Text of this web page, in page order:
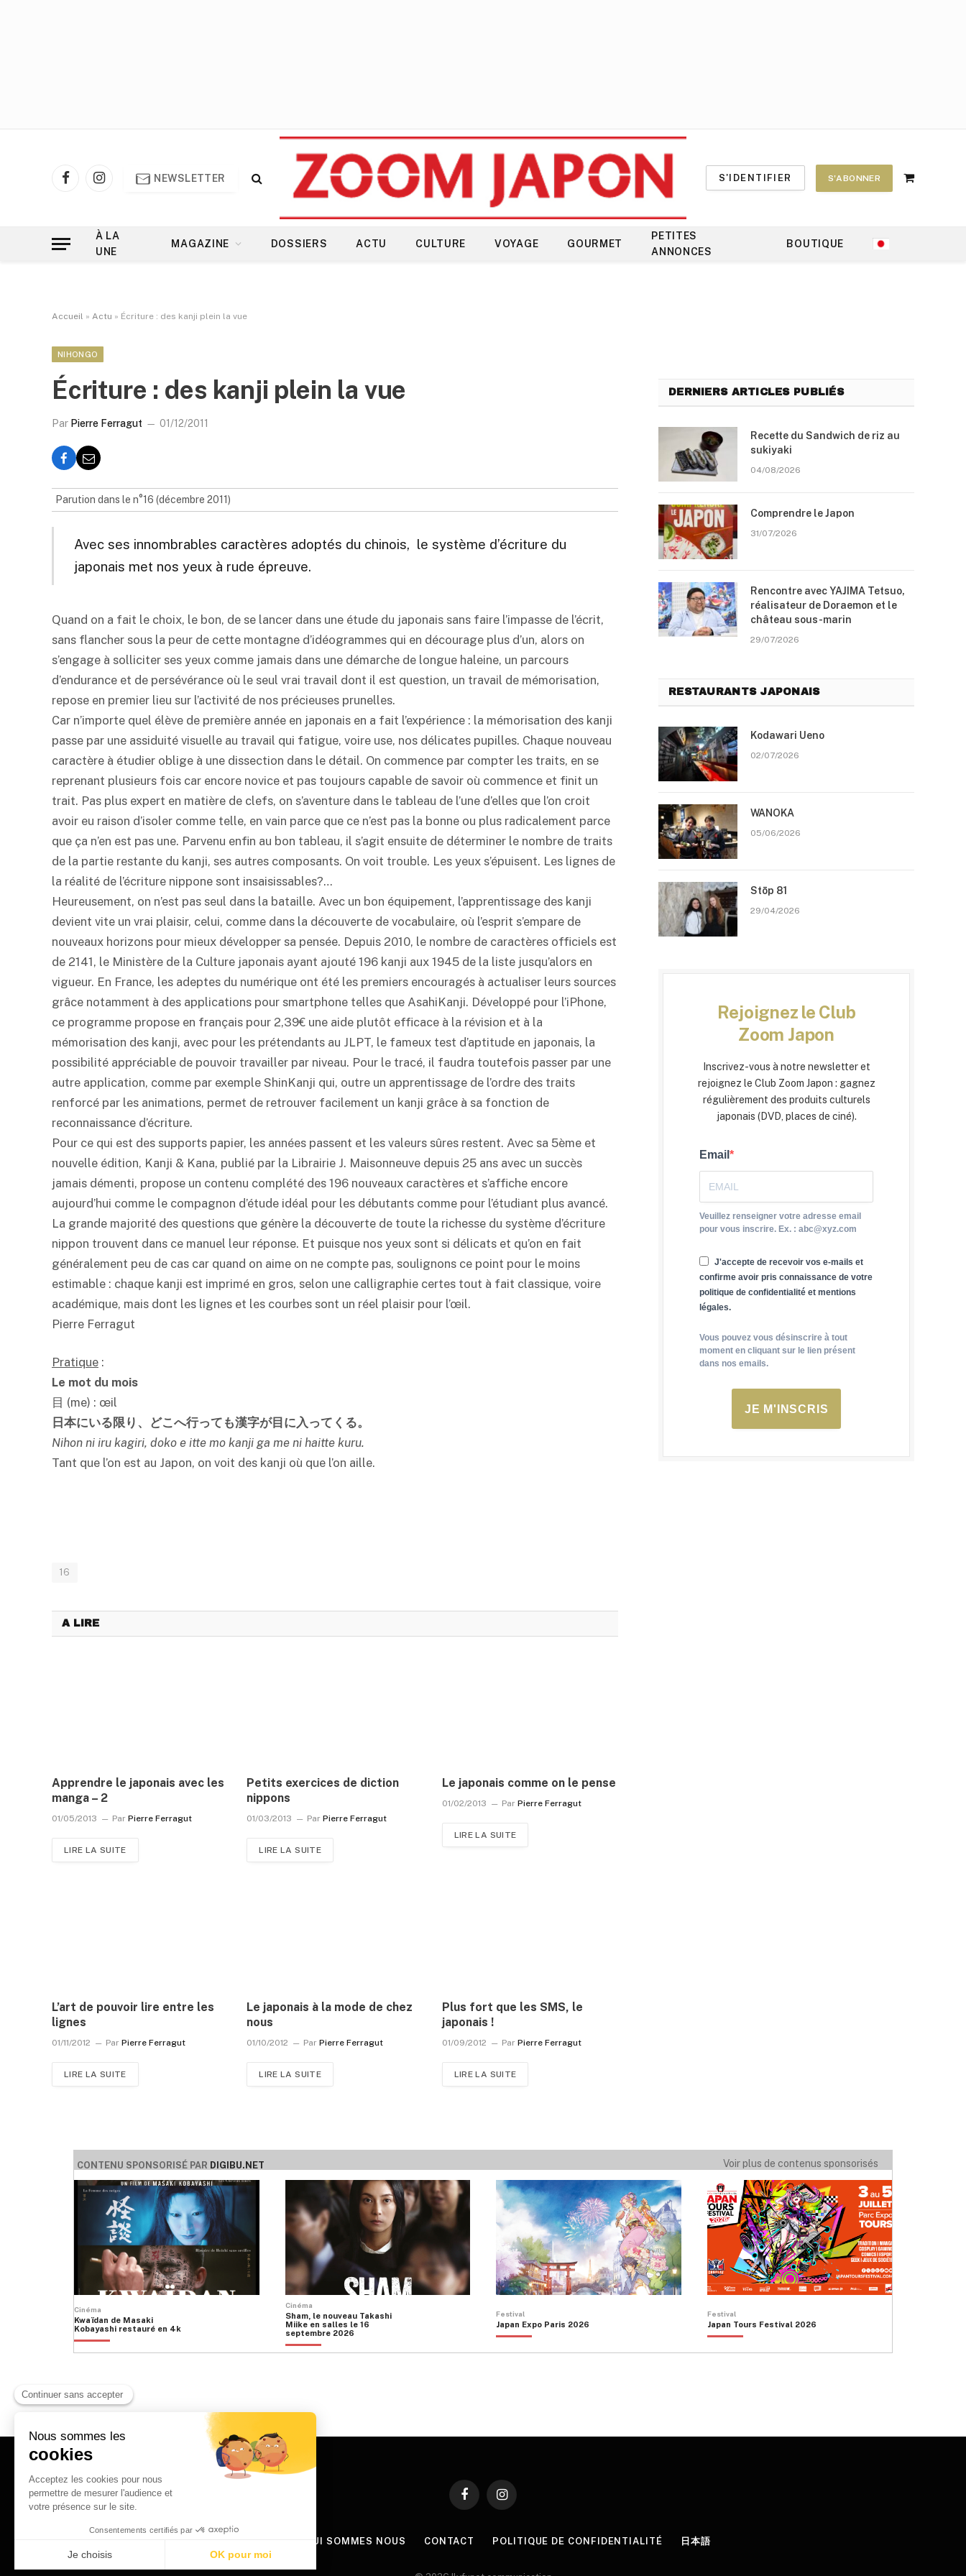
FacebookInstagram
NEWSLETTER S'IDENTIFIER S'ABONNER
Shopping
À LA
UNE
MAGAZINE DOSSIERS ACTU CULTURE VOYAGE GOURMET
PETITES
ANNONCES
BOUTIQUE
Accueil » Actu » Écriture : des kanji plein la vue
NIHONGO
Écriture : des kanji plein la vue
Par Pierre Ferragut 01/12/2011
Parution dans le n°16 (décembre 2011)
Avec ses innombrables caractères adoptés du chinois, le système d’écriture du
japonais met nos yeux à rude épreuve.
Quand on a fait le choix, le bon, de se lancer dans une étude du japonais sans faire l’impasse de l’écrit,
sans flancher sous la peur de cette montagne d’idéogrammes qui en décourage plus d’un, alors on
s’engage à solliciter ses yeux comme jamais dans une démarche de longue haleine, un parcours
d’endurance et de persévérance où le seul vrai travail dont il est question, un travail de mémorisation,
repose en premier lieu sur l’activité de nos précieuses prunelles.
Car n’importe quel élève de première année en japonais en a fait l’expérience : la mémorisation des kanji
passe par une assiduité visuelle au travail qui fatigue, voire use, nos délicates pupilles. Chaque nouveau
caractère à étudier oblige à une dissection dans le détail. On commence par compter les traits, en se
reprenant plusieurs fois car encore novice et pas toujours capable de savoir où commence et finit un
trait. Pas plus expert en matière de clefs, on s’aventure dans le tableau de l’une d’elles que l’on croit
avoir eu raison d’isoler comme telle, en vain parce que ce n’est pas la bonne ou plus radicalement parce
que ça n’en est pas une. Parvenu enfin au bon tableau, il s’agit ensuite de déterminer le nombre de traits
de la partie restante du kanji, ses autres composants. On voit trouble. Les yeux s’épuisent. Les lignes de
la réalité de l’écriture nippone sont insaisissables?…
Heureusement, on n’est pas seul dans la bataille. Avec un bon équipement, l’apprentissage des kanji
devient vite un vrai plaisir, celui, comme dans la découverte de vocabulaire, où l’esprit s’empare de
nouveaux horizons pour mieux développer sa pensée. Depuis 2010, le nombre de caractères officiels est
de 2141, le Ministère de la Culture japonais ayant ajouté 196 kanji aux 1945 de la liste jusqu’alors en
vigueur. En France, les adeptes du numérique ont été les premiers encouragés à actualiser leurs sources
grâce notamment à des applications pour smartphone telles que AsahiKanji. Développé pour l’iPhone,
ce programme propose en français pour 2,39€ une aide plutôt efficace à la révision et à la
mémorisation des kanji, avec pour les prétendants au JLPT, le fameux test d’aptitude en japonais, la
possibilité appréciable de pouvoir travailler par niveau. Pour le tracé, il faudra toutefois passer par une
autre application, comme par exemple ShinKanji qui, outre un apprentissage de l’ordre des traits
renforcé par les animations, permet de retrouver facilement un kanji grâce à sa fonction de
reconnaissance d’écriture.
Pour ce qui est des supports papier, les années passent et les valeurs sûres restent. Avec sa 5ème et
nouvelle édition, Kanji & Kana, publié par la Librairie J. Maisonneuve depuis 25 ans avec un succès
jamais démenti, propose un contenu complété des 196 nouveaux caractères et s’affiche encore
aujourd’hui comme le compagnon d’étude idéal pour les débutants comme pour l’étudiant plus avancé.
La grande majorité des questions que génère la découverte de toute la richesse du système d’écriture
nippon trouvent dans ce manuel leur réponse. Et puisque nos yeux sont si délicats et qu’on en fait
généralement peu de cas car quand on aime on ne compte pas, soulignons ce point pour le moins
estimable : chaque kanji est imprimé en gros, selon une calligraphie certes tout à fait classique, voire
académique, mais dont les lignes et les courbes sont un réel plaisir pour l’œil.
Pierre Ferragut
Pratique :
Le mot du mois
目 (me) : œil
日本にいる限り、どこへ行っても漢字が目に入ってくる。
Nihon ni iru kagiri, doko e itte mo kanji ga me ni haitte kuru.
Tant que l’on est au Japon, on voit des kanji où que l’on aille.
16
A LIRE
Apprendre le japonais avec les
manga – 2
01/05/2013 Par Pierre Ferragut
LIRE LA SUITE
Petits exercices de diction
nippons
01/03/2013 Par Pierre Ferragut
LIRE LA SUITE
Le japonais comme on le pense
01/02/2013 Par Pierre Ferragut
LIRE LA SUITE
L’art de pouvoir lire entre les
lignes
01/11/2012 Par Pierre Ferragut
LIRE LA SUITE
Le japonais à la mode de chez
nous
01/10/2012 Par Pierre Ferragut
LIRE LA SUITE
Plus fort que les SMS, le
japonais !
01/09/2012 Par Pierre Ferragut
LIRE LA SUITE
DERNIERS ARTICLES PUBLIÉS
Recette du Sandwich de riz au
sukiyaki
04/08/2026
Comprendre le Japon
31/07/2026
Rencontre avec YAJIMA Tetsuo,
réalisateur de Doraemon et le
château sous-marin
29/07/2026
RESTAURANTS JAPONAIS
Kodawari Ueno
02/07/2026
WANOKA
05/06/2026
Stōp 81
29/04/2026
Rejoignez le Club
Zoom Japon
Inscrivez-vous à notre newsletter et
rejoignez le Club Zoom Japon : gagnez
régulièrement des produits culturels
japonais (DVD, places de ciné).
Email
Veuillez renseigner votre adresse email
pour vous inscrire. Ex. : abc@xyz.com
J'accepte de recevoir vos e-mails et
confirme avoir pris connaissance de votre
politique de confidentialité et mentions
légales.
Vous pouvez vous désinscrire à tout
moment en cliquant sur le lien présent
dans nos emails.
JE M'INSCRIS
CONTENU SPONSORISÉ PAR DIGIBU.NET Voir plus de contenus sponsorisés
Cinéma
Kwaïdan de Masaki
Kobayashi restauré en 4k
Cinéma
Sham, le nouveau Takashi
Miike en salles le 16
septembre 2026
Festival
Japan Expo Paris 2026
Festival
Japan Tours Festival 2026
FacebookInstagram
QUI SOMMES NOUS CONTACT POLITIQUE DE CONFIDENTIALITÉ 日本語